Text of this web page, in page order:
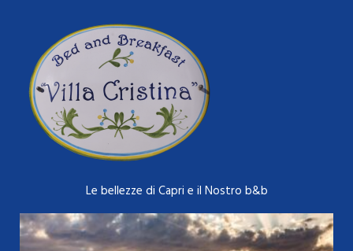
Le bellezze di Capri e il Nostro b&b